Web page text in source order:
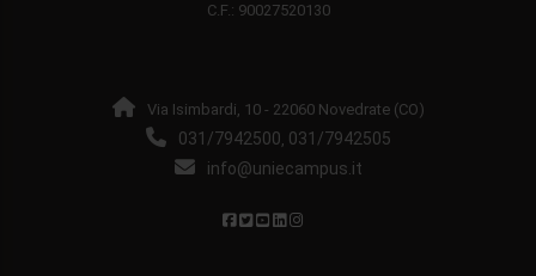
C.F.: 90027520130
Via Isimbardi, 10 - 22060 Novedrate (CO)
031/7942500, 031/7942505
info@uniecampus.it